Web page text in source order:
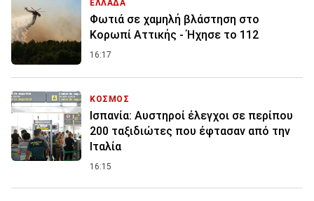
ΕΛΛΑΔΑ
Φωτιά σε χαμηλή βλάστηση στο
Κορωπί Αττικής - Ήχησε το 112
16:17
ΚΟΣΜΟΣ
Ισπανία: Aυστηροί έλεγχοι σε περίπου
200 ταξιδιώτες που έφτασαν από την
Ιταλία
16:15